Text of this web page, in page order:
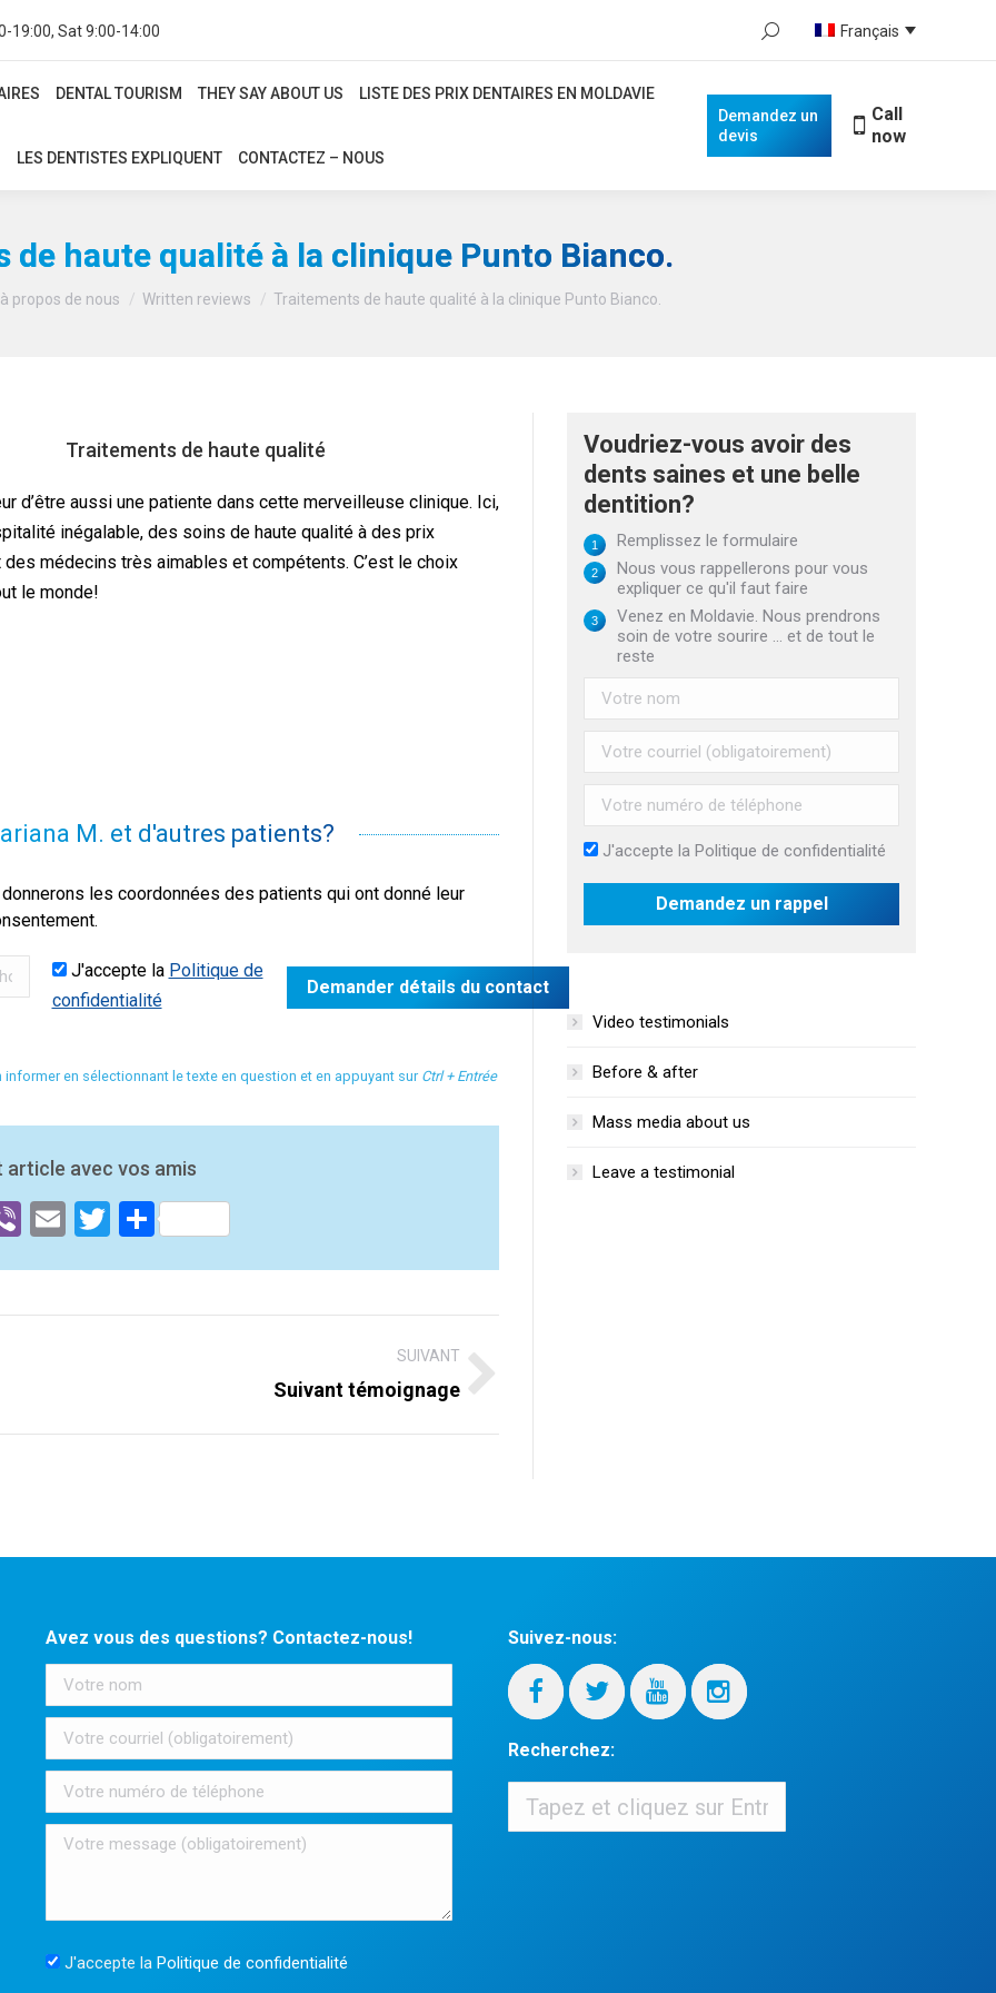
19:00, Sat 9:00-14:00
When autocomplete results are
Français
DENTAL TOURISM THEY SAY ABOUT US LISTE DES PRIX DENTAIRES EN MOLDAVIE
LES DENTISTES EXPLIQUENT CONTACTEZ – NOUS
Demandez un
devis
Call
now
de haute qualité à la clinique Punto Bianco.
Vous êtes ici :
propos de nous Written reviews Traitements de haute qualité à la clinique Punto Bianco.
Traitements de haute qualité
d’être aussi une patiente dans cette merveilleuse clinique. Ici,
inégalable, des soins de haute qualité à des prix
des médecins très aimables et compétents. C’est le choix
le monde!
M. et d'autres patients?
les coordonnées des patients qui ont donné leur
J'accepte la Politique de
confidentialité
en sélectionnant le texte en question et en appuyant sur Ctrl + Entrée
article avec vos amis
ViberEmailTwitterPartager
SUIVANT
Suivant témoignage
Voudriez-vous avoir des
dents saines et une belle
dentition?
Remplissez le formulaire
Nous vous rappellerons pour vous
expliquer ce qu'il faut faire
Venez en Moldavie. Nous prendrons
soin de votre sourire ... et de tout le
reste
J'accepte la Politique de confidentialité
Video testimonials
Before & after
Mass media about us
Leave a testimonial
Avez vous des questions? Contactez-nous!
J'accepte la Politique de confidentialité
Suivez-nous:
Recherchez:
Recherchez:
DENTAL TOURISM
LES DENTISTES EXPLIQUENT CONTACTEZ – NOUS